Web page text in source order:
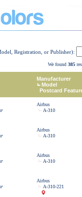
Registration, or Publisher):
We found 385
Manufacturer
Model
Postcard
Airbus
A-310
Airbus
A-310
Airbus
A-310
Airbus
A-310-221